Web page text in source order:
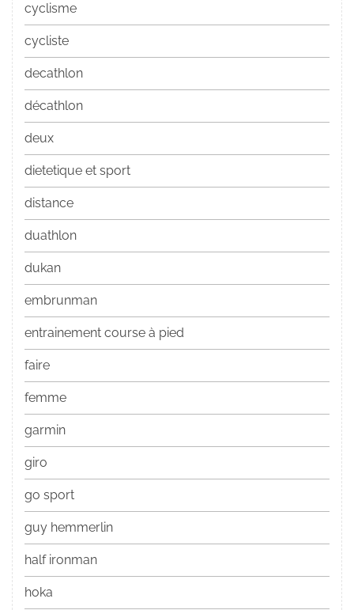
cyclisme
cycliste
decathlon
décathlon
deux
dietetique et sport
distance
duathlon
dukan
embrunman
entrainement course à pied
faire
femme
garmin
giro
go sport
guy hemmerlin
half ironman
hoka